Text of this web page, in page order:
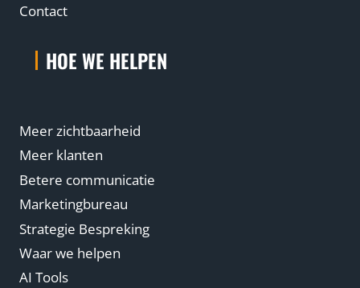
Contact
HOE WE HELPEN
Meer zichtbaarheid
Meer klanten
Betere communicatie
Marketingbureau
Strategie Bespreking
Waar we helpen
AI Tools